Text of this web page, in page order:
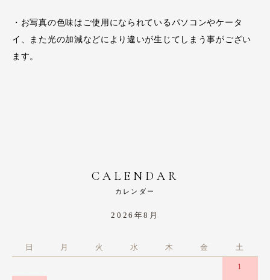
・お写真の色味はご使用になられているパソコンやケータ
イ、また光の加減などにより違いが生じてしまう事がござい
ます。
CALENDAR
カレンダー
2026年8月
日 月 火 水 木 金 土
1